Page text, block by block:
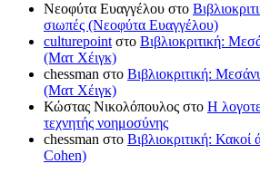
Νεοφύτα Ευαγγέλου στο
σιωπές (Νεοφύτα Ευαγγέλου)
culturepoint στο Βιβλιοκριτική:
(Ματ Χέιγκ)
chessman στο Βιβλιοκριτική:
(Ματ Χέιγκ)
Κώστας Νικολόπουλος στο Η
τεχνητής νοημοσύνης
chessman στο Βιβλιοκριτική: Κακοί
Cohen)